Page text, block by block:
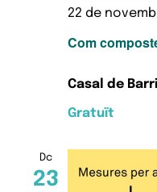
Com
22 de
Casal de
Gratuït
Dc
23